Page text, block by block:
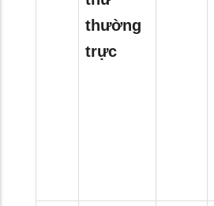
thường
trực